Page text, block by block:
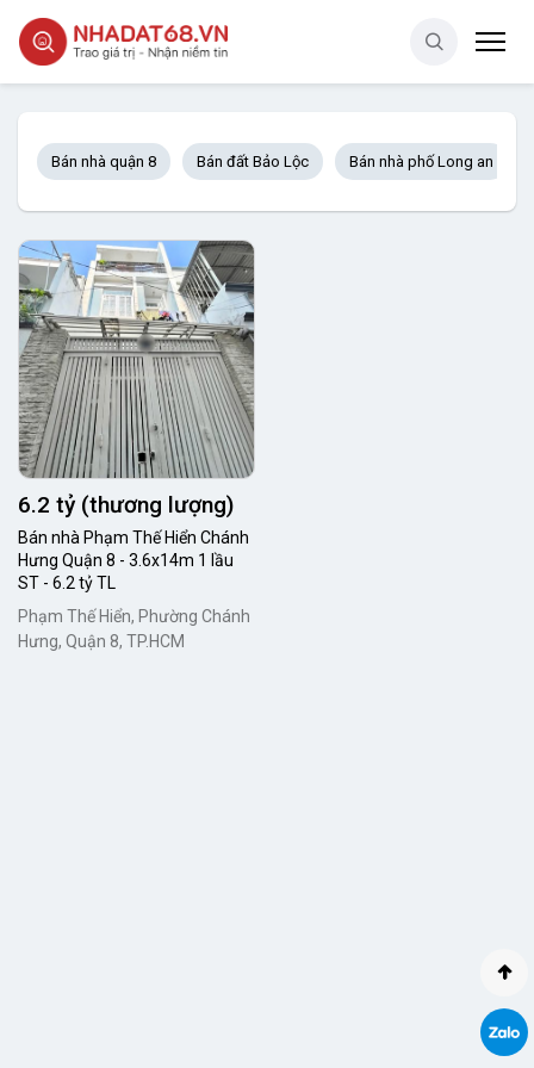
Bán nhà quận 8 Bán đất Bảo Lộc Bán nhà phố Long an
6.2 tỷ (thương lượng)
Bán nhà Phạm Thế Hiển Chánh
Hưng Quận 8 - 3.6x14m 1 lầu
ST - 6.2 tỷ TL
Phạm Thế Hiển, Phường Chánh
Hưng, Quận 8, TP.HCM